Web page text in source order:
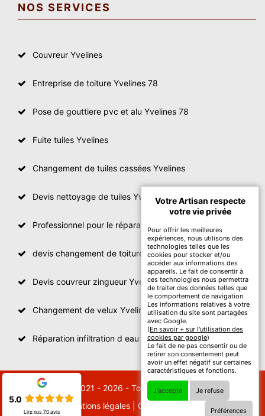
NOS SERVICES
Couvreur Yvelines
Entreprise de toiture Yvelines 78
Pose de gouttiere pvc et alu Yvelines 78
Fuite tuiles Yvelines
Changement de tuiles cassées Yvelines
Devis nettoyage de tuiles Yvelines
Professionnel pour le réparation de toit Yvelines
devis changement de toiture Yvelines
Devis couvreur zingueur Yvelines
Changement de velux Yvelines
Réparation infiltration d eau toiture Yvelines
© 2021 - 2026 - Tout droit réservé
Mentions légales| Contactez-nous
Votre Artisan respecte
votre vie privée
Pour offrir les meilleures
expériences, nous utilisons des
technologies telles que les
cookies pour stocker et/ou
accéder aux informations des
appareils. Le fait de consentir à
ces technologies nous permettra
de traiter des données telles que
le comportement de navigation.
Les informations relatives à votre
utilisation du site sont partagées
avec Google.
(En savoir + sur l'utilisation des
cookies par google)
Le fait de ne pas consentir ou de
retirer son consentement peut
avoir un effet négatif sur certaines
caractéristiques et fonctions.
J'accepte Je refuse
Préférences
5.0
Lire nos 70avis